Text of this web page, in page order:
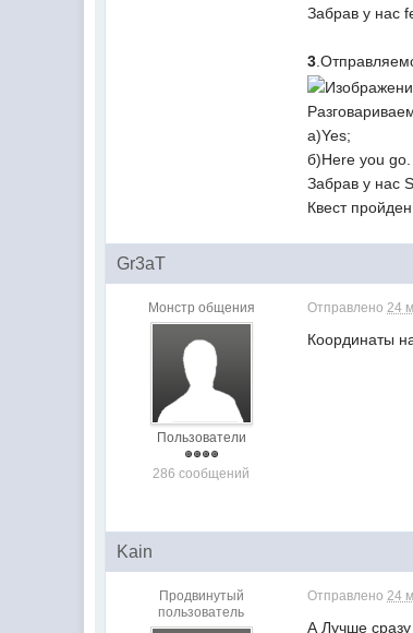
Забрав у нас
3
а)Yes;
б)Here you go.
Забрав у нас
Квест
Gr3aT
Монстр общения
Пользователи
286 сообщений
Отправлено 24
Координаты
Kain
Продвинутый
пользователь
Отправлено 24
А Лучше